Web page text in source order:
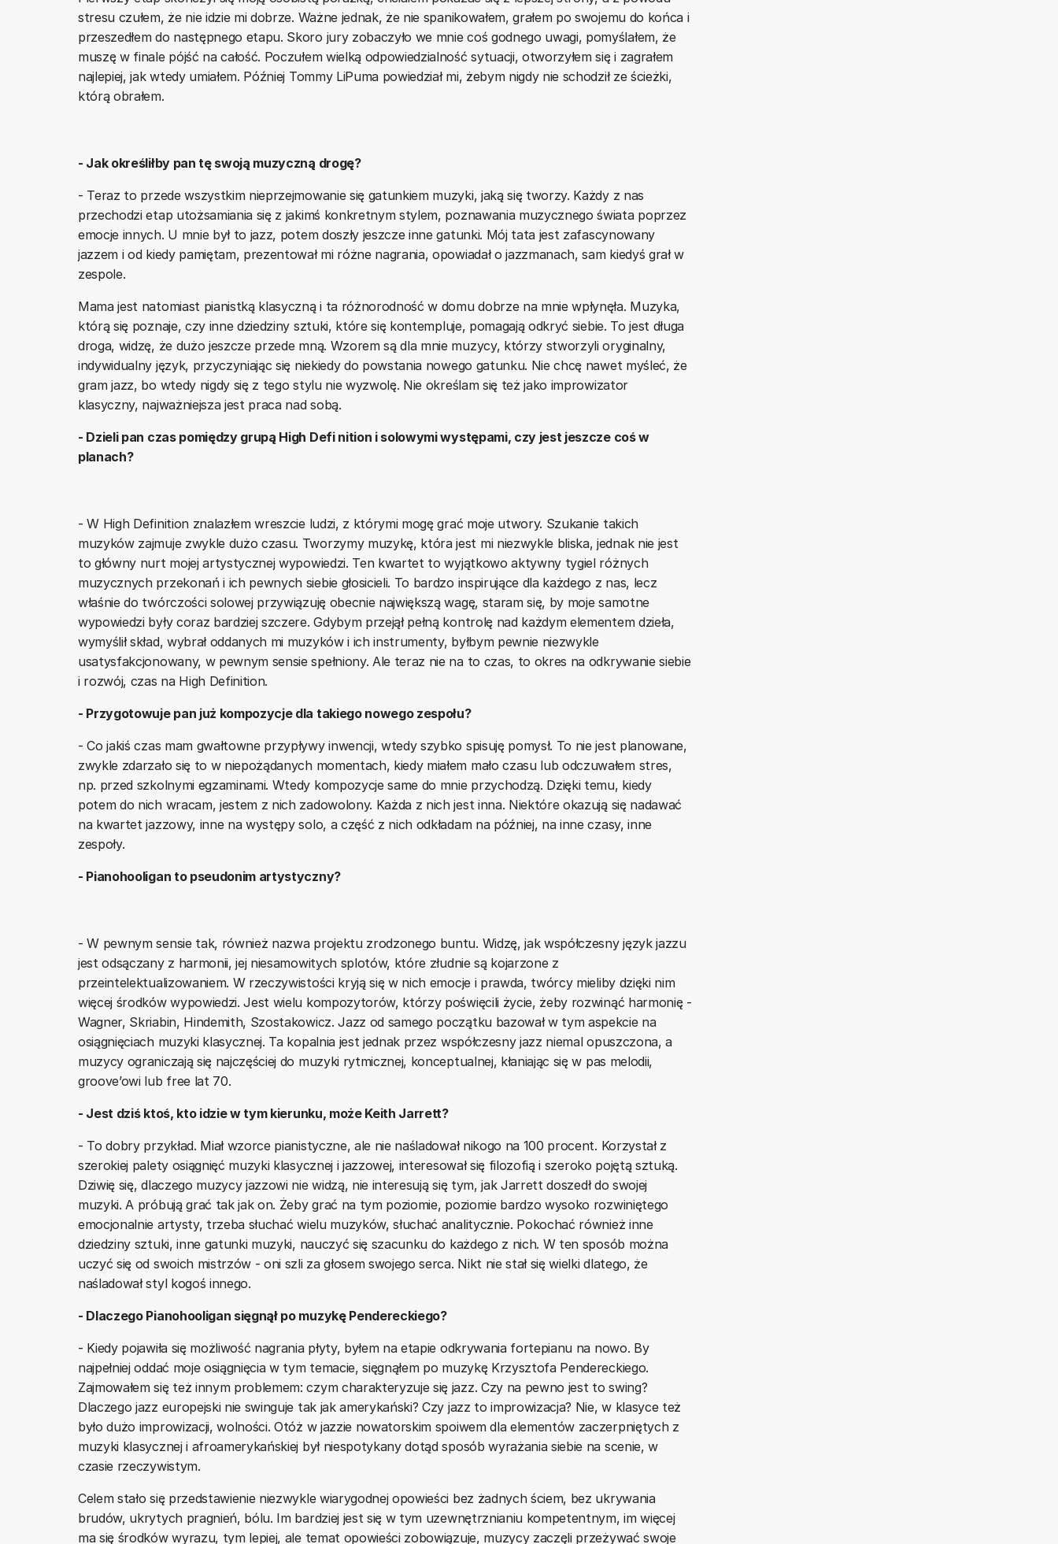
stresu czułem, że nie idzie mi dobrze. Ważne jednak, że nie spanikowałem, grałem po swojemu do końca i
przeszedłem do następnego etapu. Skoro jury zobaczyło we mnie coś godnego uwagi, pomyślałem, że
muszę w finale pójść na całość. Poczułem wielką odpowiedzialność sytuacji, otworzyłem się i zagrałem
najlepiej, jak wtedy umiałem. Później Tommy LiPuma powiedział mi, żebym nigdy nie schodził ze ścieżki,
którą obrałem.
- Jak określiłby pan tę swoją muzyczną drogę?
- Teraz to przede wszystkim nieprzejmowanie się gatunkiem muzyki, jaką się tworzy. Każdy z nas
przechodzi etap utożsamiania się z jakimś konkretnym stylem, poznawania muzycznego świata poprzez
emocje innych. U mnie był to jazz, potem doszły jeszcze inne gatunki. Mój tata jest zafascynowany
jazzem i od kiedy pamiętam, prezentował mi różne nagrania, opowiadał o jazzmanach, sam kiedyś grał w
zespole.
Mama jest natomiast pianistką klasyczną i ta różnorodność w domu dobrze na mnie wpłynęła. Muzyka,
którą się poznaje, czy inne dziedziny sztuki, które się kontempluje, pomagają odkryć siebie. To jest długa
droga, widzę, że dużo jeszcze przede mną. Wzorem są dla mnie muzycy, którzy stworzyli oryginalny,
indywidualny język, przyczyniając się niekiedy do powstania nowego gatunku. Nie chcę nawet myśleć, że
gram jazz, bo wtedy nigdy się z tego stylu nie wyzwolę. Nie określam się też jako improwizator
klasyczny, najważniejsza jest praca nad sobą.
- Dzieli pan czas pomiędzy grupą High Defi nition i solowymi występami, czy jest jeszcze coś w
planach?
- W High Definition znalazłem wreszcie ludzi, z którymi mogę grać moje utwory. Szukanie takich
muzyków zajmuje zwykle dużo czasu. Tworzymy muzykę, która jest mi niezwykle bliska, jednak nie jest
to główny nurt mojej artystycznej wypowiedzi. Ten kwartet to wyjątkowo aktywny tygiel różnych
muzycznych przekonań i ich pewnych siebie głosicieli. To bardzo inspirujące dla każdego z nas, lecz
właśnie do twórczości solowej przywiązuję obecnie największą wagę, staram się, by moje samotne
wypowiedzi były coraz bardziej szczere. Gdybym przejął pełną kontrolę nad każdym elementem dzieła,
wymyślił skład, wybrał oddanych mi muzyków i ich instrumenty, byłbym pewnie niezwykle
usatysfakcjonowany, w pewnym sensie spełniony. Ale teraz nie na to czas, to okres na odkrywanie siebie
i rozwój, czas na High Definition.
- Przygotowuje pan już kompozycje dla takiego nowego zespołu?
- Co jakiś czas mam gwałtowne przypływy inwencji, wtedy szybko spisuję pomysł. To nie jest planowane,
zwykle zdarzało się to w niepożądanych momentach, kiedy miałem mało czasu lub odczuwałem stres,
np. przed szkolnymi egzaminami. Wtedy kompozycje same do mnie przychodzą. Dzięki temu, kiedy
potem do nich wracam, jestem z nich zadowolony. Każda z nich jest inna. Niektóre okazują się nadawać
na kwartet jazzowy, inne na występy solo, a część z nich odkładam na później, na inne czasy, inne
zespoły.
- Pianohooligan to pseudonim artystyczny?
- W pewnym sensie tak, również nazwa projektu zrodzonego buntu. Widzę, jak współczesny język jazzu
jest odsączany z harmonii, jej niesamowitych splotów, które złudnie są kojarzone z
przeintelektualizowaniem. W rzeczywistości kryją się w nich emocje i prawda, twórcy mieliby dzięki nim
więcej środków wypowiedzi. Jest wielu kompozytorów, którzy poświęcili życie, żeby rozwinąć harmonię -
Wagner, Skriabin, Hindemith, Szostakowicz. Jazz od samego początku bazował w tym aspekcie na
osiągnięciach muzyki klasycznej. Ta kopalnia jest jednak przez współczesny jazz niemal opuszczona, a
muzycy ograniczają się najczęściej do muzyki rytmicznej, konceptualnej, kłaniając się w pas melodii,
groove’owi lub free lat 70.
- Jest dziś ktoś, kto idzie w tym kierunku, może Keith Jarrett?
- To dobry przykład. Miał wzorce pianistyczne, ale nie naśladował nikogo na 100 procent. Korzystał z
szerokiej palety osiągnięć muzyki klasycznej i jazzowej, interesował się filozofią i szeroko pojętą sztuką.
Dziwię się, dlaczego muzycy jazzowi nie widzą, nie interesują się tym, jak Jarrett doszedł do swojej
muzyki. A próbują grać tak jak on. Żeby grać na tym poziomie, poziomie bardzo wysoko rozwiniętego
emocjonalnie artysty, trzeba słuchać wielu muzyków, słuchać analitycznie. Pokochać również inne
dziedziny sztuki, inne gatunki muzyki, nauczyć się szacunku do każdego z nich. W ten sposób można
uczyć się od swoich mistrzów - oni szli za głosem swojego serca. Nikt nie stał się wielki dlatego, że
naśladował styl kogoś innego.
- Dlaczego Pianohooligan sięgnął po muzykę Pendereckiego?
- Kiedy pojawiła się możliwość nagrania płyty, byłem na etapie odkrywania fortepianu na nowo. By
najpełniej oddać moje osiągnięcia w tym temacie, sięgnąłem po muzykę Krzysztofa Pendereckiego.
Zajmowałem się też innym problemem: czym charakteryzuje się jazz. Czy na pewno jest to swing?
Dlaczego jazz europejski nie swinguje tak jak amerykański? Czy jazz to improwizacja? Nie, w klasyce też
było dużo improwizacji, wolności. Otóż w jazzie nowatorskim spoiwem dla elementów zaczerpniętych z
muzyki klasycznej i afroamerykańskiej był niespotykany dotąd sposób wyrażania siebie na scenie, w
czasie rzeczywistym.
Celem stało się przedstawienie niezwykle wiarygodnej opowieści bez żadnych ściem, bez ukrywania
brudów, ukrytych pragnień, bólu. Im bardziej jest się w tym uzewnętrznianiu kompetentnym, im więcej
ma się środków wyrazu, tym lepiej, ale temat opowieści zobowiązuje, muzycy zaczęli przeżywać swoje